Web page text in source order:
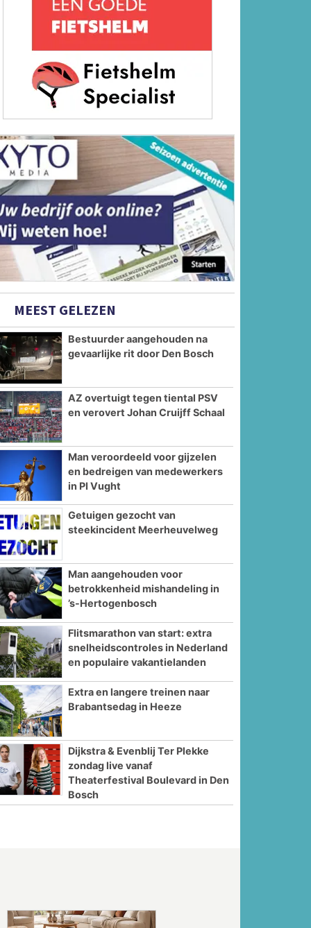
MEEST GELEZEN
Bestuurder aangehouden na
gevaarlijke rit door Den Bosch
AZ overtuigt tegen tiental PSV
en verovert Johan Cruijff Schaal
Man veroordeeld voor gijzelen
en bedreigen van medewerkers
in PI Vught
Getuigen gezocht van
steekincident Meerheuvelweg
Man aangehouden voor
betrokkenheid mishandeling in
’s-Hertogenbosch
Flitsmarathon van start: extra
snelheidscontroles in Nederland
en populaire vakantielanden
Extra en langere treinen naar
Brabantsedag in Heeze
Dijkstra & Evenblij Ter Plekke
zondag live vanaf
Theaterfestival Boulevard in Den
Bosch